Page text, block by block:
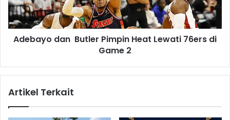
a
k
u
R
k
o
d
a
l
Adebayo dan Butler Pimpin Heat Lewati 76ers di
Game 2
Artikel Terkait